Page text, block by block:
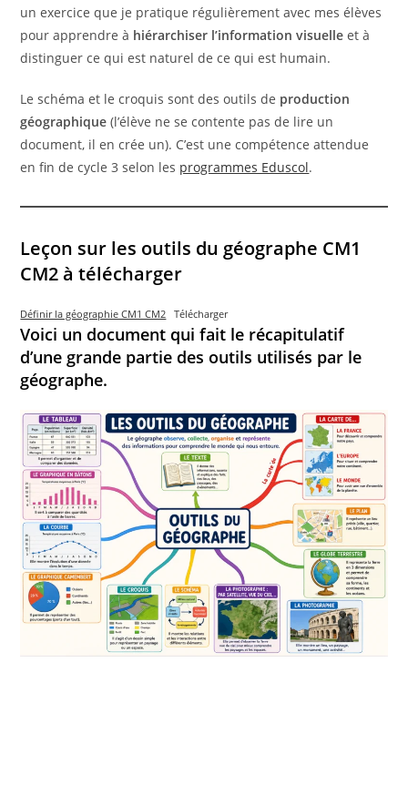
un exercice que je pratique régulièrement avec mes élèves
pour apprendre à hiérarchiser l’information visuelle et à
distinguer ce qui est naturel de ce qui est humain.
Le schéma et le croquis sont des outils de production
géographique (l’élève ne se contente pas de lire un
document, il en crée un). C’est une compétence attendue
en fin de cycle 3 selon les programmes Eduscol.
Leçon sur les outils du géographe CM1
CM2 à télécharger
Définir la géographie CM1 CM2 Télécharger
Voici un document qui fait le récapitulatif
d’une grande partie des outils utilisés par le
géographe.